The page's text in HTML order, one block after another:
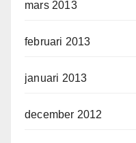
mars 2013
februari 2013
januari 2013
december 2012